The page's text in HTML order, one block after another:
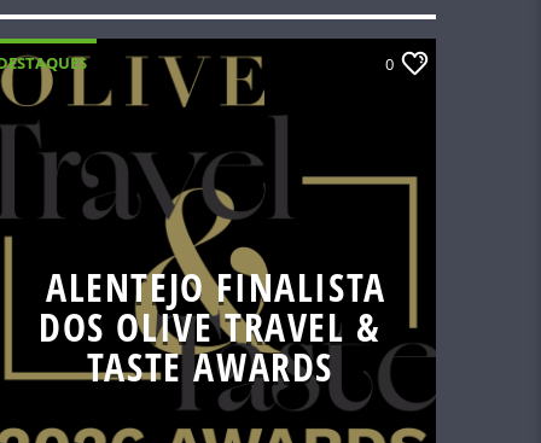
0
ALENTEJO FINALISTA
DOS OLIVE TRAVEL &
TASTE AWARDS